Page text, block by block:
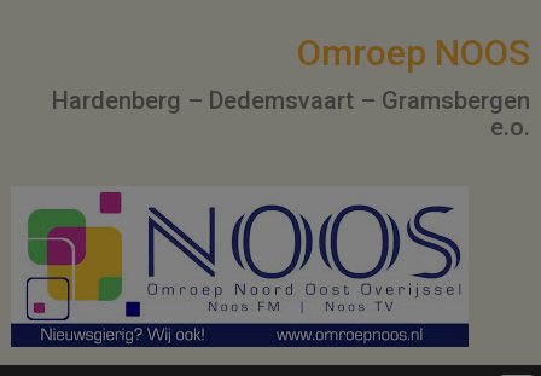
Omroep NOOS
Hardenberg – Dedemsvaart – Gramsbergen
e.o.